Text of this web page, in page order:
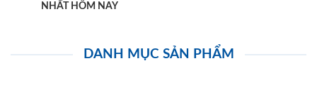
NHẤT HÔM NAY
DANH MỤC SẢN PHẨM